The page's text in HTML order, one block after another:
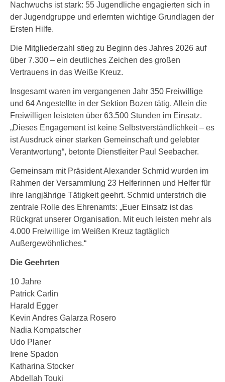
Nachwuchs ist stark: 55 Jugendliche engagierten sich in
der Jugendgruppe und erlernten wichtige Grundlagen der
Ersten Hilfe.
Die Mitgliederzahl stieg zu Beginn des Jahres 2026 auf
über 7.300 – ein deutliches Zeichen des großen
Vertrauens in das Weiße Kreuz.
Insgesamt waren im vergangenen Jahr 350 Freiwillige
und 64 Angestellte in der Sektion Bozen tätig. Allein die
Freiwilligen leisteten über 63.500 Stunden im Einsatz.
„Dieses Engagement ist keine Selbstverständlichkeit – es
ist Ausdruck einer starken Gemeinschaft und gelebter
Verantwortung“, betonte Dienstleiter Paul Seebacher.
Gemeinsam mit Präsident Alexander Schmid wurden im
Rahmen der Versammlung 23 Helferinnen und Helfer für
ihre langjährige Tätigkeit geehrt. Schmid unterstrich die
zentrale Rolle des Ehrenamts: „Euer Einsatz ist das
Rückgrat unserer Organisation. Mit euch leisten mehr als
4.000 Freiwillige im Weißen Kreuz tagtäglich
Außergewöhnliches.“
Die Geehrten
10 Jahre
Patrick Carlin
Harald Egger
Kevin Andres Galarza Rosero
Nadia Kompatscher
Udo Planer
Irene Spadon
Katharina Stocker
Abdellah Touki